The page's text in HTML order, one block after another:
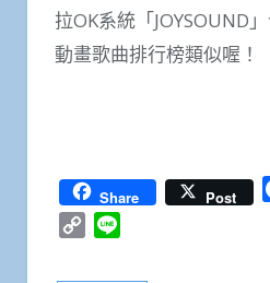
拉OK系統「JOYSOUND
動畫歌曲排行榜類似喔！
Share Post
Copy